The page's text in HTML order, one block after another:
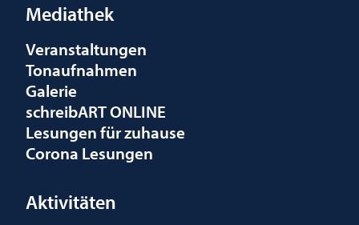
Mediathek
Veranstaltungen
Tonaufnahmen
Galerie
schreibART ONLINE
Lesungen für zuhause
Corona Lesungen
Aktivitäten